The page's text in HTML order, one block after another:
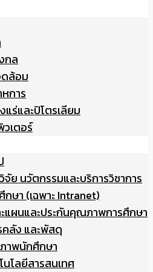
กล
ล้อม
การ
แร่และปิโตรเลียม
เตอร์
จัย นวัตกรรมและบริการวิชาการ
กษา (เฉพาะ Intranet)
แผนและประกันคุณภาพการศึกษา
คลัง และพัสดุ
พนักศึกษา
โลยีสารสนเทศ